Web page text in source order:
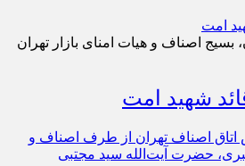
بسیج اصناف و هیات امنای بازار تهران
شهید امت